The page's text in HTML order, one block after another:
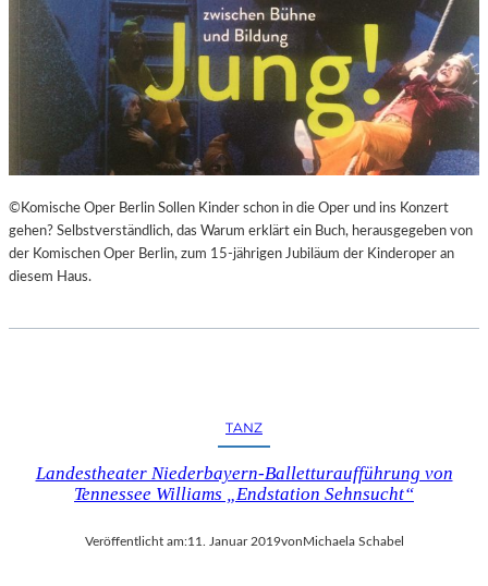
©Komische Oper Berlin Sollen Kinder schon in die Oper und ins Konzert
gehen? Selbstverständlich, das Warum erklärt ein Buch, herausgegeben von
der Komischen Oper Berlin, zum 15-jährigen Jubiläum der Kinderoper an
diesem Haus.
TANZ
Landestheater Niederbayern-Balletturaufführung von
Tennessee Williams „Endstation Sehnsucht“
Veröffentlicht am:11. Januar 2019vonMichaela Schabel